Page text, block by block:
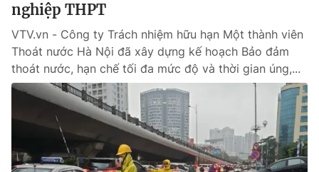
Ðiện thoại Thời báo VTV:
toasoan@vtv.vn
Liên hệ quảng cáo:024-7300.7108
nghiệp THPT
VTV.vn - Công ty Trách nhiệm hữu hạn Một thành viên
Thoát nước Hà Nội đã xây dựng kế hoạch Bảo đảm
thoát nước, hạn chế tối đa mức độ và thời gian úng,...